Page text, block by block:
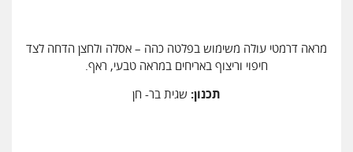
מראה דרמטי עולה משימוש בפלטה כהה – אסלה ולחצן הדחה לצד
חיפוי וריצוף באריחים במראה טבעי, ראף.
תכנון: שגית בר- חן